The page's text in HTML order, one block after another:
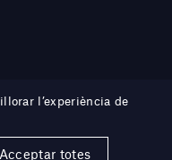
l’experiència de
Acceptar totes